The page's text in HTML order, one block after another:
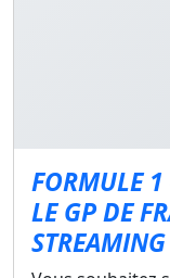
FORMULE
LE GP DE